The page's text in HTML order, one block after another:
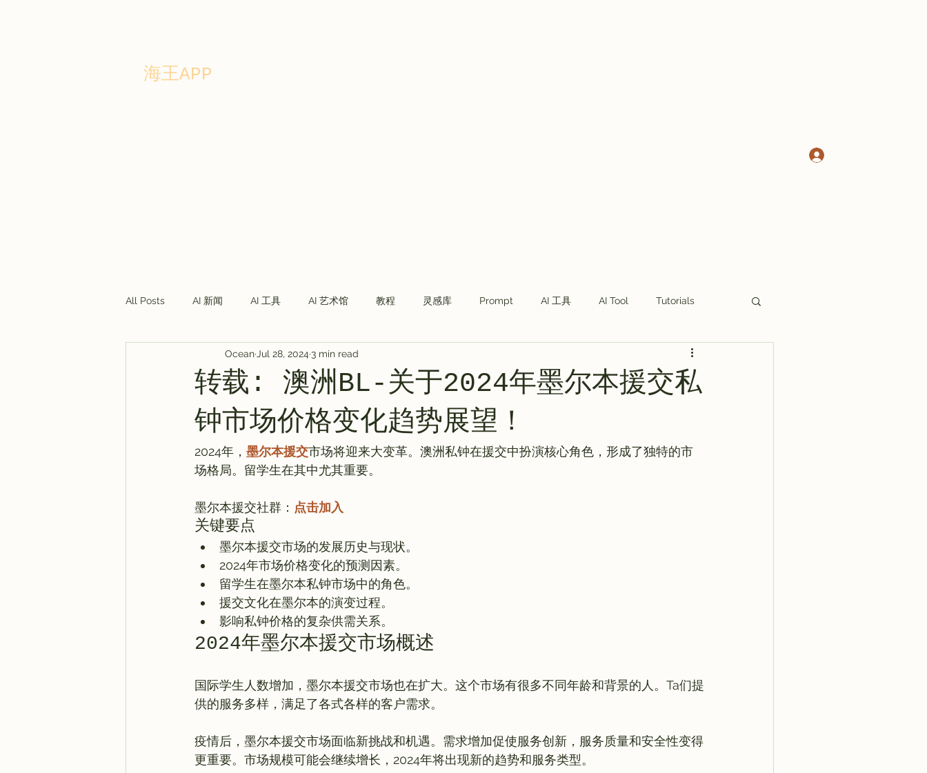
海王APP
All Posts AI 新闻 AI 工具 AI 艺术馆 教程 灵感库 Prompt AI 工具 AI Tool Tutorials
Tutorials AI Posts AI 工具 灵感库
教程 AI 新闻 AI 工具 AI 艺术馆 教程 灵感库
转载: 澳洲BL-关于2024年墨尔本援交私
钟市场价格变化趋势展望！
Ocean Jul 28, 2024 3 min read
2024年， 墨尔本援交市场将迎来大变革。澳洲私钟在援交中扮演核心角色，形成了独特的市
场格局。留学生在其中尤其重要。
墨尔本援交社群： 点击加入
关键要点
墨尔本援交市场的发展历史与现状。
2024年市场价格变化的预测因素。
留学生在墨尔本私钟市场中的角色。
援交文化在墨尔本的演变过程。
影响私钟价格的复杂供需关系。
2024年墨尔本援交市场概述
国际学生人数增加，墨尔本援交市场也在扩大。这个市场有很多不同年龄和背景的人。Ta们提
供的服务多样，满足了各式各样的客户需求。
疫情后，墨尔本援交市场面临新挑战和机遇。需求增加促使服务创新，服务质量和安全性变得